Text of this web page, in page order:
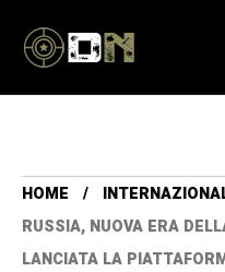
HOME
RUSSIA, NUOVA ERA
LANCIATA LA